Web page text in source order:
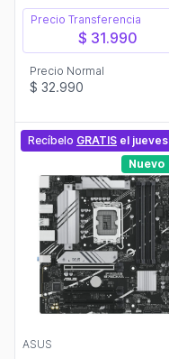
Precio Transferencia
$ 31.990
Precio Normal
$ 32.990
Recíbelo GRATIS el jueves
Nuevo
ASUS